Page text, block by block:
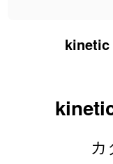
kinetic
カ